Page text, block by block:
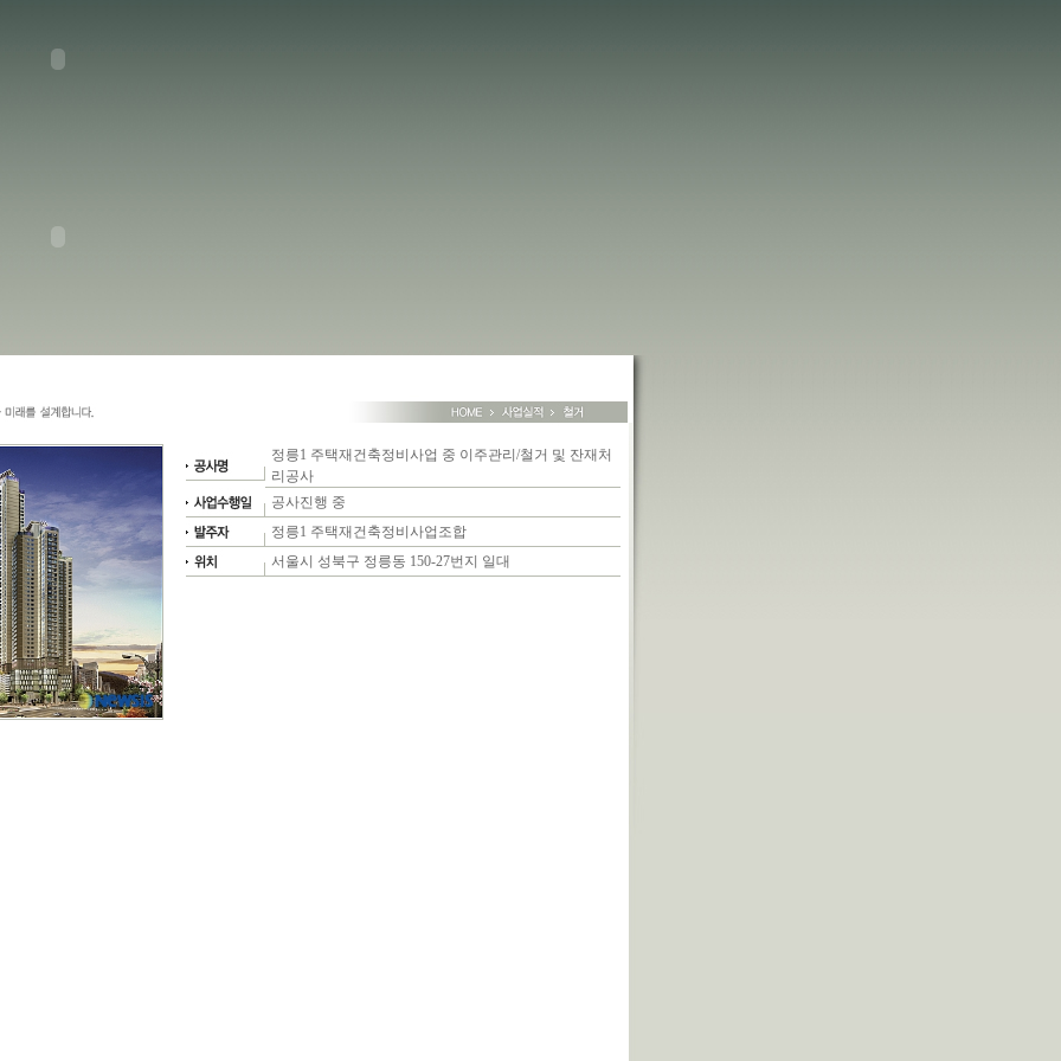
정릉1 주택재건축정비사업 중 이주관리/철거 및 잔재처
리공사
공사진행 중
정릉1 주택재건축정비사업조합
서울시 성북구 정릉동 150-27번지 일대